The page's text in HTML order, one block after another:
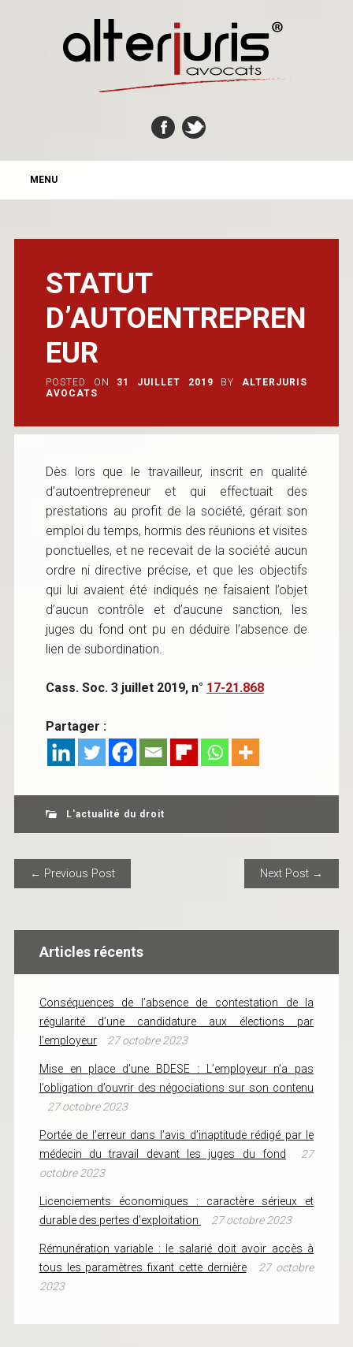
MAIN MENU
MENU
STATUT
D’AUTOENTREPREN
EUR
POSTED ON 31 JUILLET 2019 BY
ALTERJURIS
AVOCATS
Dès lors que le travailleur, inscrit en qualité
d’autoentrepreneur et qui effectuait des
prestations au profit de la société, gérait son
emploi du temps, hormis des réunions et visites
ponctuelles, et ne recevait de la société aucun
ordre ni directive précise, et que les objectifs
qui lui avaient été indiqués ne faisaient l’objet
d’aucun contrôle et d’aucune sanction, les
juges du fond ont pu en déduire l’absence de
lien de subordination.
Cass. Soc. 3 juillet 2019, n° 17-21.868
Partager :
L'actualité du droit
POST NAVIGATION
← Previous Post Next Post →
Articles récents
Conséquences de l’absence de contestation de la
régularité d’une candidature aux élections par
l’employeur
27 octobre 2023
Mise en place d’une BDESE : L’employeur n’a pas
l’obligation d’ouvrir des négociations sur son contenu
27 octobre 2023
Portée de l’erreur dans l’avis d’inaptitude rédigé par le
médecin du travail devant les juges du fond
27
octobre 2023
Licenciements économiques : caractère sérieux et
durable des pertes d’exploitation
27 octobre 2023
Rémunération variable : le salarié doit avoir accès à
tous les paramètres fixant cette dernière
27 octobre
2023